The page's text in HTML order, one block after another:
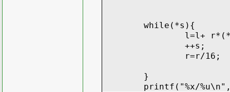
while(*s){
l=l+
++s;
r=r/16;
}
printf("%x/